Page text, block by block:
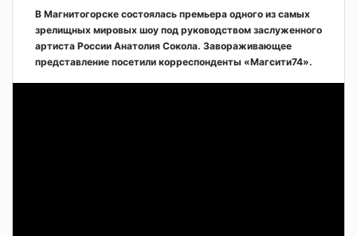
В Магнитогорске состоялась премьера одного из самых
зрелищных мировых шоу под руководством заслуженного
артиста России Анатолия Сокола. Завораживающее
представление посетили корреспонденты «Магсити74».